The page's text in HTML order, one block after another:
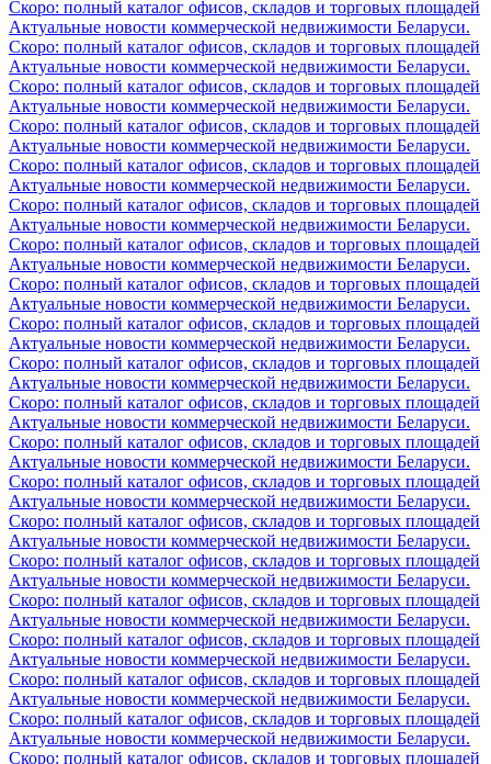
Скоро: полный каталог офисов, складов и торговых площадей
Актуальные новости коммерческой недвижимости Беларуси.
Скоро: полный каталог офисов, складов и торговых площадей
Актуальные новости коммерческой недвижимости Беларуси.
Скоро: полный каталог офисов, складов и торговых площадей
Актуальные новости коммерческой недвижимости Беларуси.
Скоро: полный каталог офисов, складов и торговых площадей
Актуальные новости коммерческой недвижимости Беларуси.
Скоро: полный каталог офисов, складов и торговых площадей
Актуальные новости коммерческой недвижимости Беларуси.
Скоро: полный каталог офисов, складов и торговых площадей
Актуальные новости коммерческой недвижимости Беларуси.
Скоро: полный каталог офисов, складов и торговых площадей
Актуальные новости коммерческой недвижимости Беларуси.
Скоро: полный каталог офисов, складов и торговых площадей
Актуальные новости коммерческой недвижимости Беларуси.
Скоро: полный каталог офисов, складов и торговых площадей
Актуальные новости коммерческой недвижимости Беларуси.
Скоро: полный каталог офисов, складов и торговых площадей
Актуальные новости коммерческой недвижимости Беларуси.
Скоро: полный каталог офисов, складов и торговых площадей
Актуальные новости коммерческой недвижимости Беларуси.
Скоро: полный каталог офисов, складов и торговых площадей
Актуальные новости коммерческой недвижимости Беларуси.
Скоро: полный каталог офисов, складов и торговых площадей
Актуальные новости коммерческой недвижимости Беларуси.
Скоро: полный каталог офисов, складов и торговых площадей
Актуальные новости коммерческой недвижимости Беларуси.
Скоро: полный каталог офисов, складов и торговых площадей
Актуальные новости коммерческой недвижимости Беларуси.
Скоро: полный каталог офисов, складов и торговых площадей
Актуальные новости коммерческой недвижимости Беларуси.
Скоро: полный каталог офисов, складов и торговых площадей
Актуальные новости коммерческой недвижимости Беларуси.
Скоро: полный каталог офисов, складов и торговых площадей
Актуальные новости коммерческой недвижимости Беларуси.
Скоро: полный каталог офисов, складов и торговых площадей
Актуальные новости коммерческой недвижимости Беларуси.
Скоро: полный каталог офисов, складов и торговых площадей